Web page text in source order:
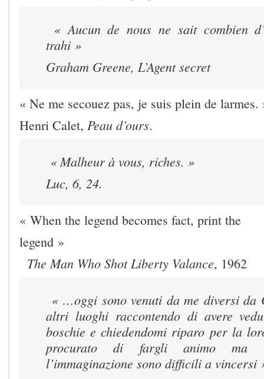
« Aucun de nous ne sait combien
trahi »
Graham Greene, L’Agent secret
« Ne me secouez pas, je suis plein de larmes.
Henri Calet, Peau d’ours.
« Malheur à vous, riches. »
Luc, 6, 24.
« When the legend becomes fact, print the
legend »
The Man Who Shot Liberty Valance, 1962
« …oggi sono venuti da me diversi da
altri luoghi raccontendo di avere
boschie e chiedendomi riparo per la
procurato di fargli animo
l’immaginazione sono difficili a vincersi